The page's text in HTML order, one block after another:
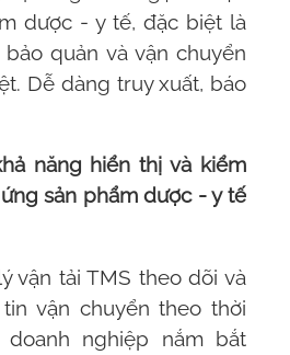
dược - y tế, đặc biệt là
quản và vận chuyển
Dễ dàng truy xuất, báo
năng hiển thị và kiểm
sản phẩm dược - y tế
vận tải TMS theo dõi và
vận chuyển theo thời
nghiệp nắm bắt